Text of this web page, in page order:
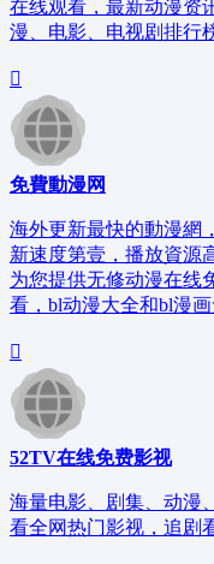
在线观看，最新动漫资
漫、电影、电视剧排行
免費動漫网
海外更新最快的動漫網
新速度第壹，播放資源
为您提供无修动漫在线
看，bl动漫大全和bl漫
52TV在线免费影视
海量电影、剧集、动漫
看全网热门影视，追剧